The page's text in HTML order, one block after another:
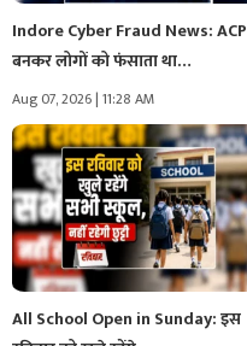
Indore Cyber Fraud News: ACP
बनकर लोगों को फंसाता था…
Aug 07, 2026 | 11:28 AM
All School Open in Sunday: इस